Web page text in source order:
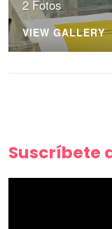
2 Fotos
VIEW GALLERY
Suscríbete